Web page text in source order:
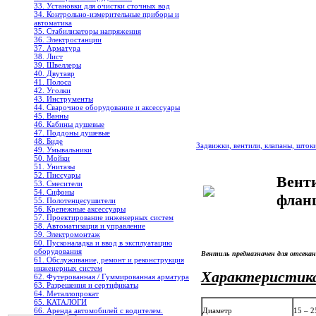
33. Установки для очистки сточных вод
34. Контрольно-измерительные приборы и
автоматика
35. Стабилизаторы напряжения
36. Электростанции
37. Арматура
38. Лист
39. Швеллеры
40. Двутавр
41. Полоса
42. Уголки
43. Инструменты
44. Сварочное оборудование и аксессуары
45. Ванны
46. Кабины душевые
47. Поддоны душевые
48. Биде
49. Умывальники
50. Мойки
51. Унитазы
52. Писсуары
53. Смесители
54. Сифоны
55. Полотенцесушители
56. Крепежные аксессуары
57. Проектирование инженерных систем
58. Автоматизация и управление
59. Электромонтаж
60. Пусконаладка и ввод в эксплуатацию
оборудования
61. Обслуживание, ремонт и реконструкция
инженерных систем
62. Футерованная / Гуммированная арматура
63. Разрешения и сертификаты
64. Металлопрокат
65. КАТАЛОГИ
66. Аренда автомобилей с водителем.
Задвижки, вентили, клапаны,
Вентиль предназначен для
Диаметр 15 –